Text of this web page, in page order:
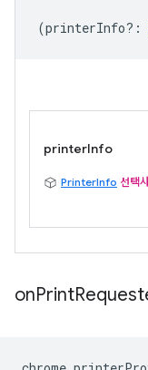
(printerInfo? :
printerInfo
PrinterInfo 선택
onPrint